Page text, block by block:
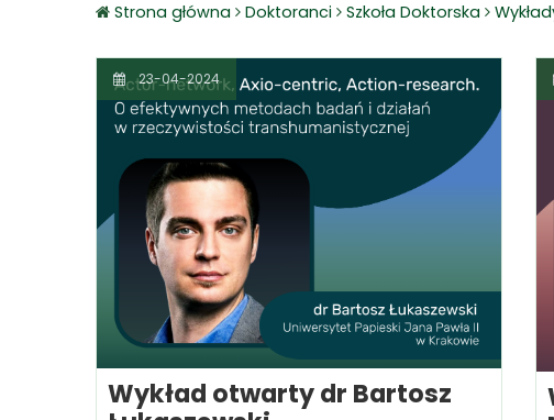
Strona główna Doktoranci Szkoła Doktorska
23-04-2024
Wykład otwarty dr Bartosz